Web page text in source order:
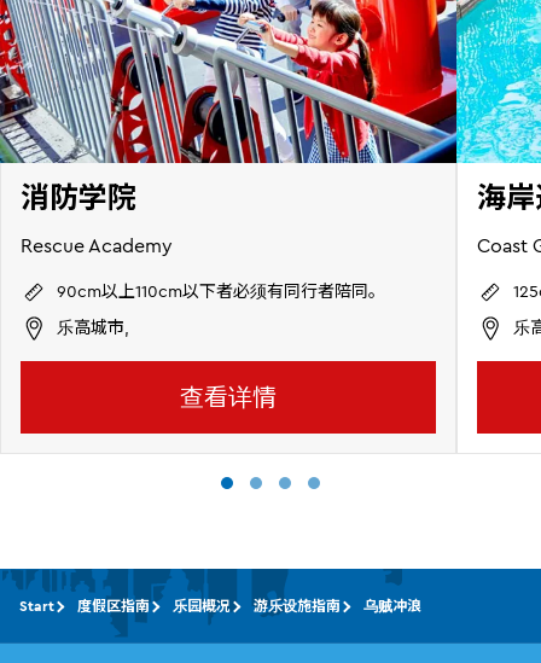
消防学院
Rescue Academy
90cm以上110cm以下者必须有同行者陪同。
乐高城市,
查看详情
海
Coast
乐
Start 度假区指南 乐园概况 游乐设施指南 乌贼冲浪